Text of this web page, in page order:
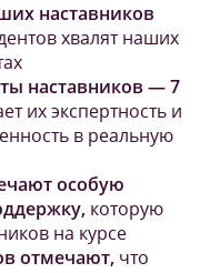
наставников
хвалят наших
наставников — 7
их экспертность и
в реальную
особую
которую
на курсе
отмечают, что